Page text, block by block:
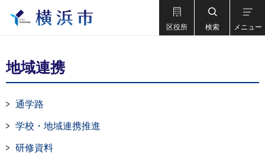
区役所 検索 メニュー
地域連携
通学路
学校・地域連携推進
研修資料